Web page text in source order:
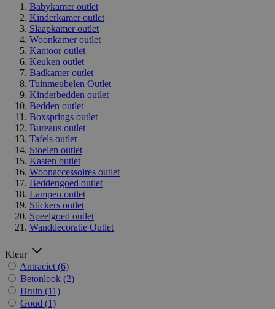
Babykamer outlet
Kinderkamer outlet
Slaapkamer outlet
Woonkamer outlet
Kantoor outlet
Keuken outlet
Badkamer outlet
Tuinmeubelen Outlet
Kinderbedden outlet
Bedden outlet
Boxsprings outlet
Bureaus outlet
Tafels outlet
Stoelen outlet
Kasten outlet
Woonaccessoires outlet
Beddengoed outlet
Lampen outlet
Stickers outlet
Speelgoed outlet
Wanddecoratie Outlet
Kleur
Antraciet (6)
Betonlook (2)
Bruin (11)
Goud (1)